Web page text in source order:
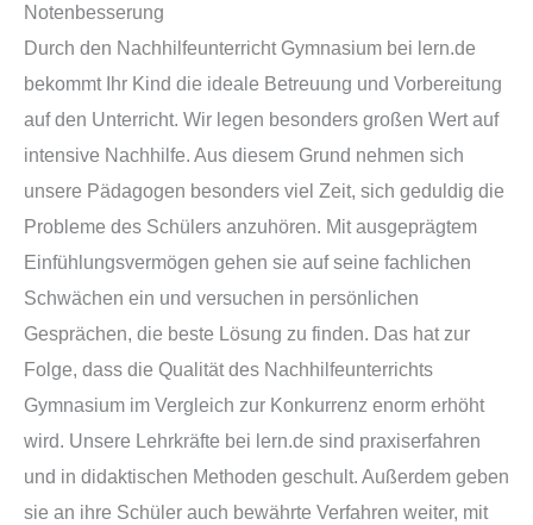
Notenbesserung
Durch den Nachhilfeunterricht Gymnasium bei lern.de
bekommt Ihr Kind die ideale Betreuung und Vorbereitung
auf den Unterricht. Wir legen besonders großen Wert auf
intensive Nachhilfe. Aus diesem Grund nehmen sich
unsere Pädagogen besonders viel Zeit, sich geduldig die
Probleme des Schülers anzuhören. Mit ausgeprägtem
Einfühlungsvermögen gehen sie auf seine fachlichen
Schwächen ein und versuchen in persönlichen
Gesprächen, die beste Lösung zu finden. Das hat zur
Folge, dass die Qualität des Nachhilfeunterrichts
Gymnasium im Vergleich zur Konkurrenz enorm erhöht
wird. Unsere Lehrkräfte bei lern.de sind praxiserfahren
und in didaktischen Methoden geschult. Außerdem geben
sie an ihre Schüler auch bewährte Verfahren weiter, mit